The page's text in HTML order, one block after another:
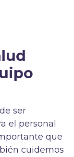
ser
el personal
que
cuidemos